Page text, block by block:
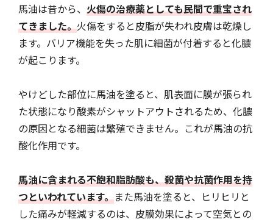
馬油は昔から、 火傷の治療薬としても民間で重宝され
てきました。火傷をすると皮脂が失われ皮膚は乾燥し
ます。バリア機能を失った肌に細菌が付着すると化膿
が起こります。
やけどした部位に馬油を塗ると、肌表面に膜が張られ
た状態になり酸素がシャットアウトされるため、化膿
の原因となる細菌は繁殖できません。これが馬油の抗
酸化作用です。
馬油に含まれる不飽和脂肪酸も、殺菌や抗菌作用を持
つといわれています。また馬油を塗ると、ヒリヒリと
した痛みが軽減するのは、皮膜効果によって空気との